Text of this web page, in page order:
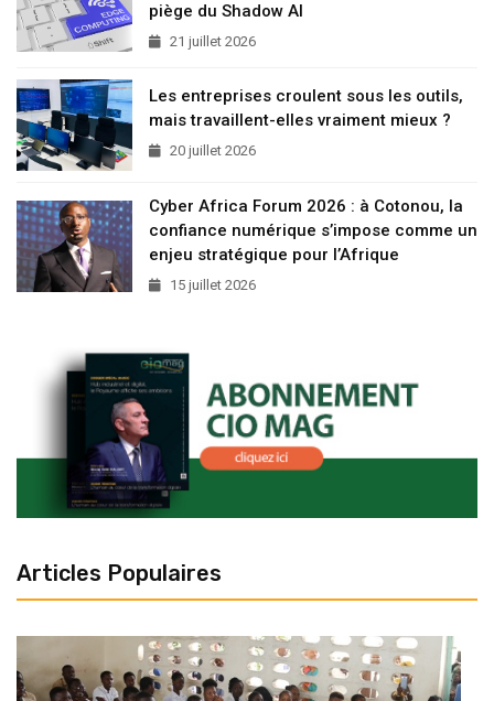
piège du Shadow AI
21 juillet 2026
Les entreprises croulent sous les outils,
mais travaillent-elles vraiment mieux ?
20 juillet 2026
Cyber Africa Forum 2026 : à Cotonou, la
confiance numérique s’impose comme un
enjeu stratégique pour l’Afrique
15 juillet 2026
Articles Populaires